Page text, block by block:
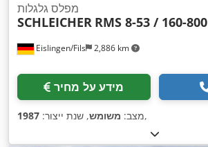
Eislingen/Fils 2,886 km
מפלס גלגלות
SCHLEICHER RMS 8-53 / 160-800
מידע על מחיר
מצב: משומש, שנת ייצור: 1987 ,